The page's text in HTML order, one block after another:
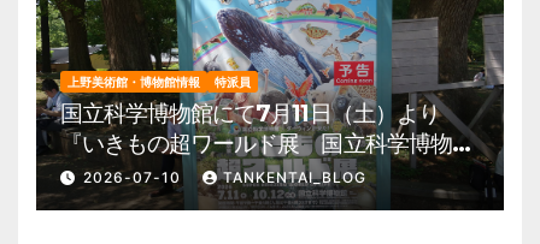
上野美術館・博物館情報 特派員
国立科学博物館にて7月11日（土）より
『いきもの超ワールド展 国立科学博物館
×ダーウィンが来た！』を開催。 上野公
園 美術館・博物館 混雑情報他
2026-07-10 TANKENTAI_BLOG